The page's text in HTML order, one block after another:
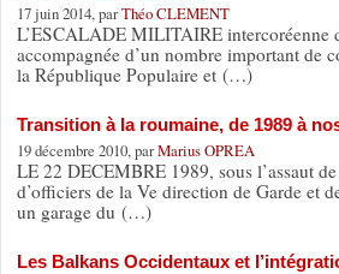
17 juin 2014, parThéo CLEMENT
L’ESCALADE MILITAIRE intercoréenne
accompagnée d’un nombre important de
la République Populaire et (…)
Transition à la roumaine, de 1989 à
19 décembre 2010, parMarius OPREA
LE 22 DECEMBRE 1989, sous l’assaut
d’officiers de la Ve direction de Garde et
un garage du (…)
Les Balkans Occidentaux et